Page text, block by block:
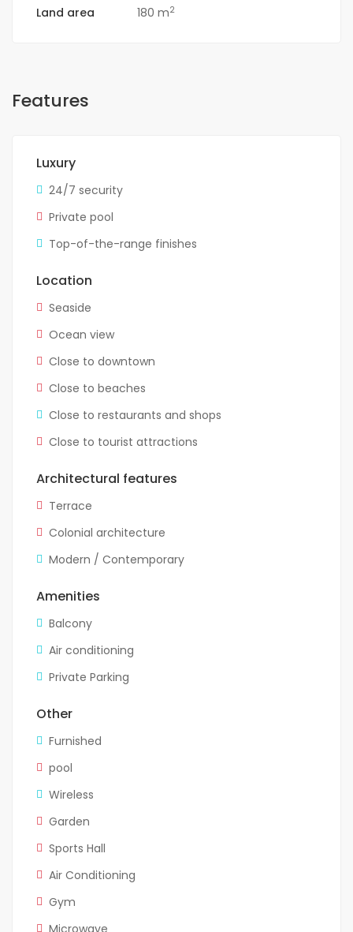
Land area
180 m2
Features
Luxury
24/7 security
Private pool
Top-of-the-range finishes
Location
Seaside
Ocean view
Close to downtown
Close to beaches
Close to restaurants and shops
Close to tourist attractions
Architectural features
Terrace
Colonial architecture
Modern / Contemporary
Amenities
Balcony
Air conditioning
Private Parking
Other
Furnished
pool
Wireless
Garden
Sports Hall
Air Conditioning
Gym